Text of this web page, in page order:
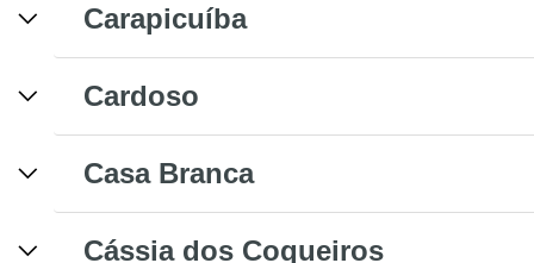
Carapicuíba
Cardoso
Casa Branca
Cássia dos Coqueiros